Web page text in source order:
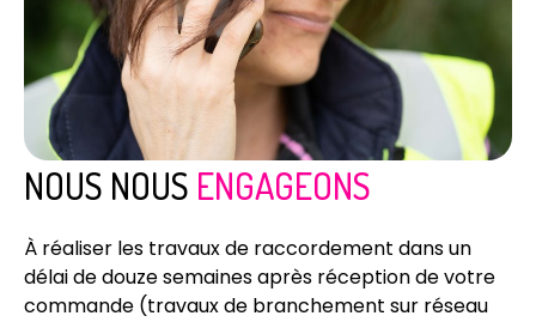
NOUS NOUS ENGAGEONS
À réaliser les travaux de raccordement dans un
délai de douze semaines après réception de votre
commande (travaux de branchement sur réseau